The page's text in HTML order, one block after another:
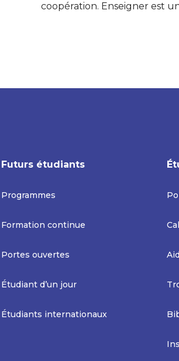
coopération. Enseigner est
Futurs étudiants
Programmes
Formation continue
Portes ouvertes
Étudiant d’un jour
Étudiants internationaux